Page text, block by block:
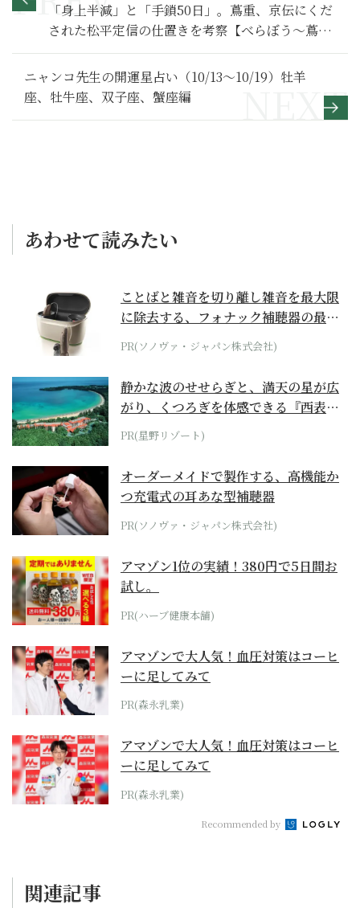
「身上半減」と「手鎖50日」。蔦重、京伝にくだ
された松平定信の仕置きを考察【べらぼう～蔦重
栄華乃夢噺～ 満喫リポート】39
ニャンコ先生の開運星占い（10/13～10/19）牡羊
座、牡牛座、双子座、蟹座編
あわせて読みたい
ことばと雑音を切り離し雑音を最大限
に除去する、フォナック補聴器の最上
位モデル
PR(ソノヴァ・ジャパン株式会社)
静かな波のせせらぎと、満天の星が広
がり、くつろぎを体感できる『西表島
ホテル by...
PR(星野リゾート)
オーダーメイドで製作する、高機能か
つ充電式の耳あな型補聴器
PR(ソノヴァ・ジャパン株式会社)
アマゾン1位の実績！380円で5日間お
試し。
PR(ハーブ健康本舗)
アマゾンで大人気！血圧対策はコーヒ
ーに足してみて
PR(森永乳業)
アマゾンで大人気！血圧対策はコーヒ
ーに足してみて
PR(森永乳業)
Recommended by
関連記事